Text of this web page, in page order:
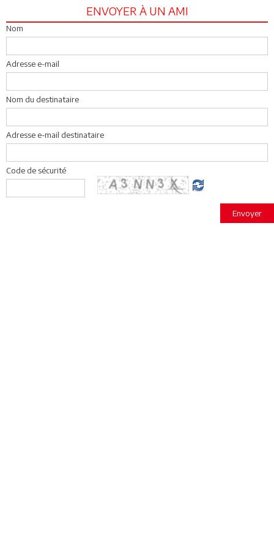
ENVOYER À UN AMI
Nom
Adresse e-mail
Nom du destinataire
Adresse e-mail destinataire
Code de sécurité
Envoyer